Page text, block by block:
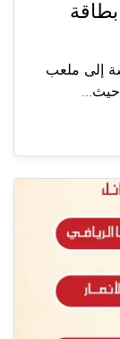
بطاقة
إلى ملعب